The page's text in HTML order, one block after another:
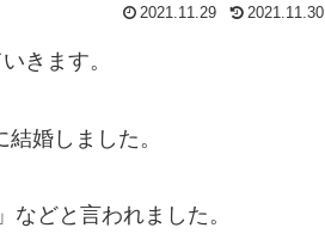
2021.11.29 2021.11.30
きます。
婚しました。
どと言われました。